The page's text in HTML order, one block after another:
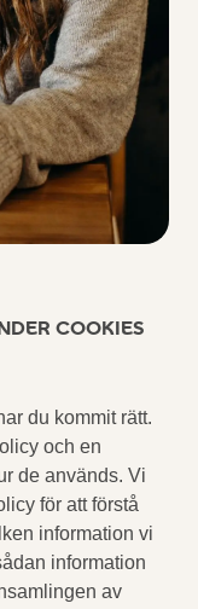
COOKIES
du kommit rätt.
och en
de används. Vi
för att förstå
information vi
information
av